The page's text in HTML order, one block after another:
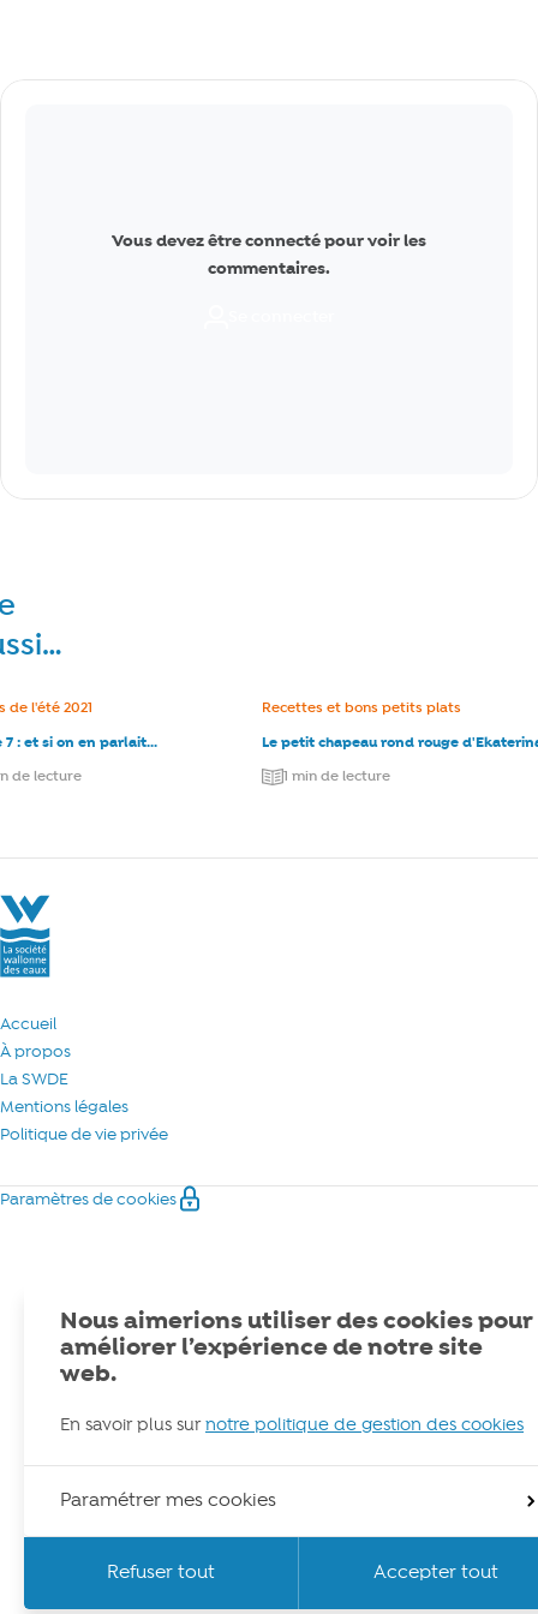
Commentaires
Vous devez être connecté pour voir les
commentaires.
7 : et si on en parlait...
:
de l'été 2021
de lecture
Le petit chapeau rond rouge
Catégorie :
Recettes et bons petits plats
1 min de lecture
La Société Wallonne des Eaux
Accueil
À propos
La SWDE
Mentions légales
Politique de vie privée
Paramètres de cookies
Nous aimerions utiliser des cookies pour
améliorer l’expérience de notre site
web.
En savoir plus surnotre politique de gestion des cookies
Paramétrer mes cookies
Refuser tout Accepter tout